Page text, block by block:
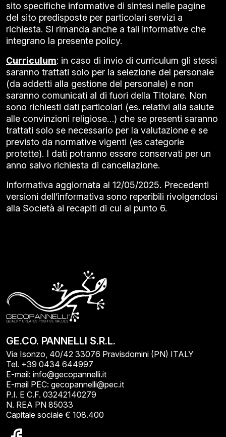
sito specifiche informative di sintesi nelle pagine
del sito predisposte per particolari servizi a
richiesta. Si rimanda anche a tali informative che
integrano la presente policy.
Curriculum: in caso di invio di curriculum gli stessi
saranno trattati solo per la selezione del personale
(da addetti alla gestione del personale) e non
saranno comunicati al di fuori della Titolare. Non
sono richiesti dati particolari (es. relativi alla salute
alle convinzioni religiose…) che se presenti saranno
trattati solo se necessario per la valutazione e se
previsto da normative vigenti (es categorie
protette). I dati potranno essere conservati per un
anno salvo richiesta di cancellazione.
Informativa aggiornata al 12/05/2025. Precedenti
versioni dell’informativa sono reperibili rivolgendosi
alla Società ai recapiti di cui al punto 6.
GE.CO. PANNELLI S.R.L.
Via Isonzo, 40/42 33076 Pravisdomini (PN) ITALY
Tel. +39 0434 644997
E-mail: info@gecopannelli.it
E-mail PEC: gecopannelli@pec.it
P.I. E C.F. 03242140279
N. REA PN 85033
Capitale sociale € 108.400